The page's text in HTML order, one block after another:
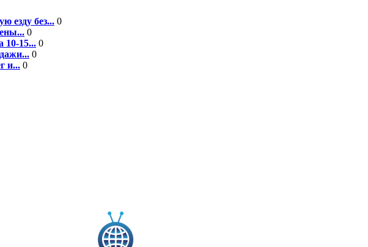
езду без... 0
0
10-15... 0
0
и... 0